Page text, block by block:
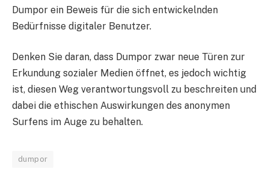
Dumpor ein Beweis für die sich entwickelnden
Bedürfnisse digitaler Benutzer.
Denken Sie daran, dass Dumpor zwar neue Türen zur
Erkundung sozialer Medien öffnet, es jedoch wichtig
ist, diesen Weg verantwortungsvoll zu beschreiten und
dabei die ethischen Auswirkungen des anonymen
Surfens im Auge zu behalten.
dumpor